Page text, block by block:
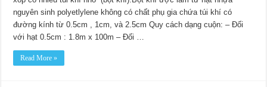
nguyên sinh polyetlylene không có chất phụ gia chứa túi khí có
đường kính từ 0.5cm , 1cm, và 2.5cm Quy cách dạng cuộn: – Đối
với hạt 0.5cm : 1.8m x 100m – Đối …
Read More »